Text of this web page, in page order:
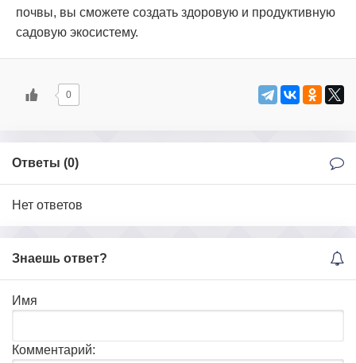
почвы, вы сможете создать здоровую и продуктивную
садовую экосистему.
0
Ответы (0)
Нет ответов
Знаешь ответ?
Имя
Комментарий: